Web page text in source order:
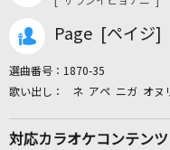
カ
Page [ペイジ]
選曲番号： 1870-35
ネ アペ ニガ オヌ
対応カラオケコンテンツ